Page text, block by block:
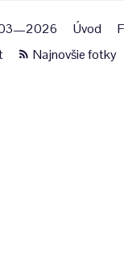
Úvod
Najnovšie fotky